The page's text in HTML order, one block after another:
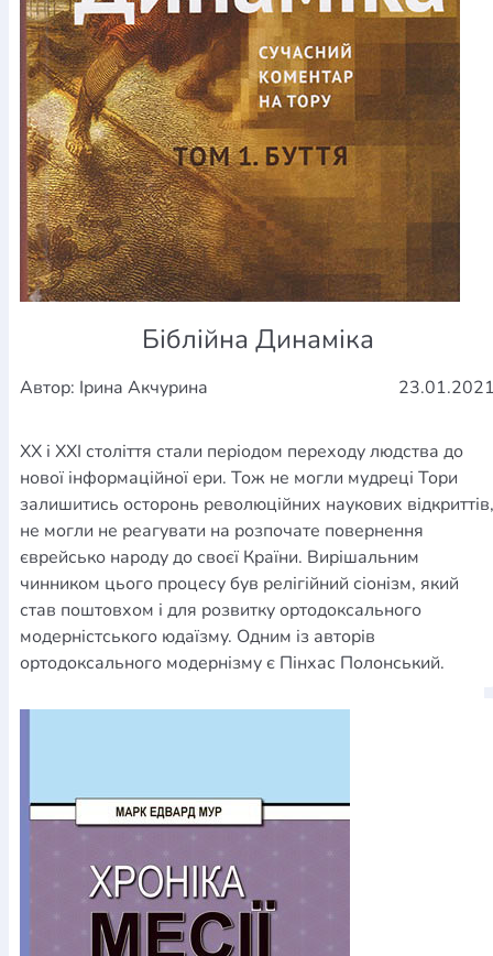
Біблійна Динаміка
Автор: Ірина Акчурина
XX і XXI століття стали періодом переходу людства до
нової інформаційної ери. Тож не могли мудреці Тори
залишитись осторонь революційних наукових відкриттів,
не могли не реагувати на розпочате повернення
єврейсько народу до своєї Країни. Вирішальним
чинником цього процесу був релігійний сіонізм, який
став поштовхом і для розвитку ортодоксального
модерністського юдаїзму. Одним із авторів
ортодоксального модернізму є Пінхас Полонський.